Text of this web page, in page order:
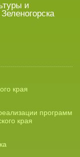
и
края
программ
края